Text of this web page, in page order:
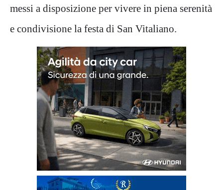
messi a disposizione per vivere in piena serenità
e condivisione la festa di San Vitaliano.